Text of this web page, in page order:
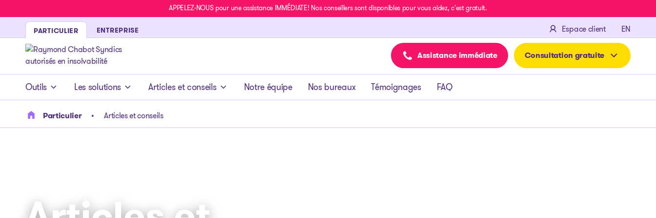
APPELEZ-NOUS pour une assistance IMMÉDIATE! Nos conseillers sont disponibles pour vous aidez, c'est gratuit.
PARTICULIER ENTREPRISE Espace client EN
- page d’accueil
Assistance immédiate Consultation gratuite
Outils Les solutions Articles et conseils Notre équipe Nos bureaux Témoignages FAQ
Particulier Articles et conseils